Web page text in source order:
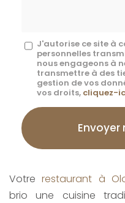
Message
J'autorise ce site à
personnelles
nous engageons à
transmettre à des
gestion de vos
vos droits, cliquez-
Acceptation
RGPD
*
Votrerestaurant à
brio une cuisine